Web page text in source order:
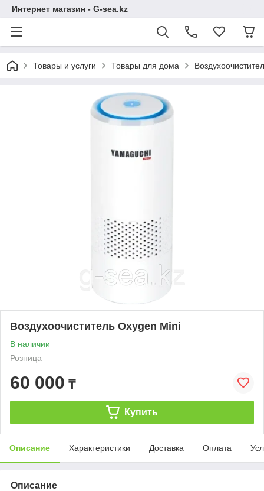
Интернет магазин - G-sea.kz
Товары и услуги Товары для дома
Воздухоочиститель Oxygen Mini
В наличии
Розница
60 000 ₸
Купить
Описание Характеристики Доставка Оплата
Описание